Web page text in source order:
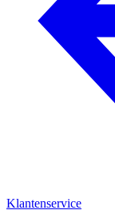
Klantenservice